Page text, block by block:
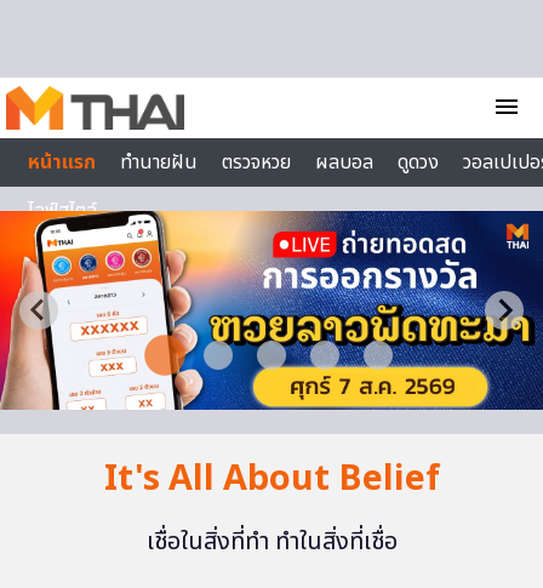
menu
หน้าแรก
ทำนายฝัน ตรวจหวย ผลบอล ดูดวง
วอลเปเป
ไลฟ์สไตล์
It's All About Belief
เชื่อในสิ่งที่ทำ ทำในสิ่งที่เชื่อ